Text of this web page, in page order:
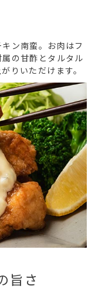
ン南蛮。お肉はフ
の甘酢とタルタル
りいただけます。
旨さ